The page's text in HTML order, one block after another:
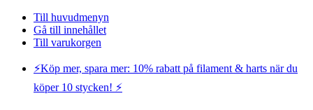
Till huvudmenyn
Gå till innehållet
Till varukorgen
⚡️Köp mer, spara mer: 10% rabatt på filament & harts när du
köper 10 stycken! ⚡️